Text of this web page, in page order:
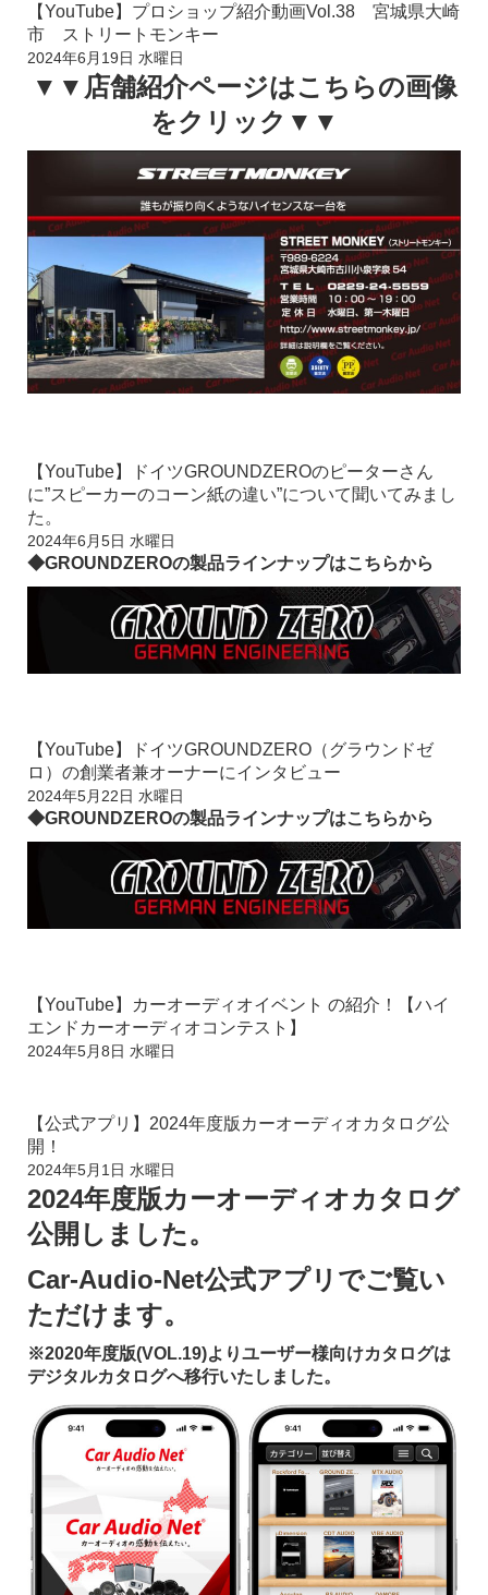
【YouTube】プロショップ紹介動画Vol.38 宮城県大崎
市 ストリートモンキー
2024年6月19日 水曜日
▼▼店舗紹介ページはこちらの画像
をクリック▼▼
【YouTube】ドイツGROUNDZEROのピーターさん
に”スピーカーのコーン紙の違い”について聞いてみまし
た。
2024年6月5日 水曜日
◆GROUNDZEROの製品ラインナップはこちらから
【YouTube】ドイツGROUNDZERO（グラウンドゼ
ロ）の創業者兼オーナーにインタビュー
2024年5月22日 水曜日
◆GROUNDZEROの製品ラインナップはこちらから
【YouTube】カーオーディオイベント の紹介！【ハイ
エンドカーオーディオコンテスト】
2024年5月8日 水曜日
【公式アプリ】2024年度版カーオーディオカタログ公
開！
2024年5月1日 水曜日
2024年度版カーオーディオカタログ
公開しました。
Car-Audio-Net公式アプリでご覧い
ただけます。
※2020年度版(VOL.19)よりユーザー様向けカタログは
デジタルカタログへ移行いたしました。